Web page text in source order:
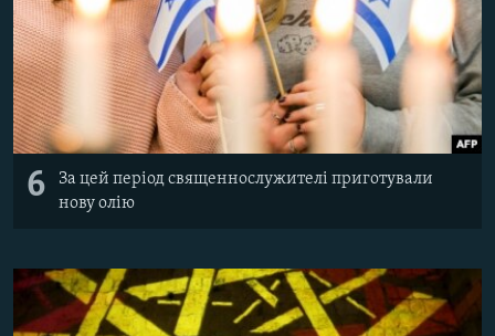
6
За цей період священнослужителі приготували
нову олію